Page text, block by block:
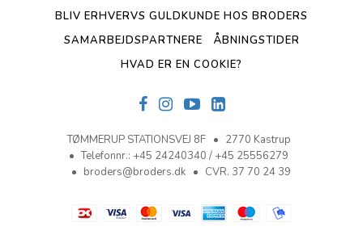
BLIV ERHVERVS GULDKUNDE HOS BRODERS
SAMARBEJDSPARTNERE
ÅBNINGSTIDER
HVAD ER EN COOKIE?
TØMMERUP STATIONSVEJ 8F
2770 Kastrup
Telefonnr.: +45 24240340 / +45 25556279
broders@broders.dk
CVR. 37 70 24 39